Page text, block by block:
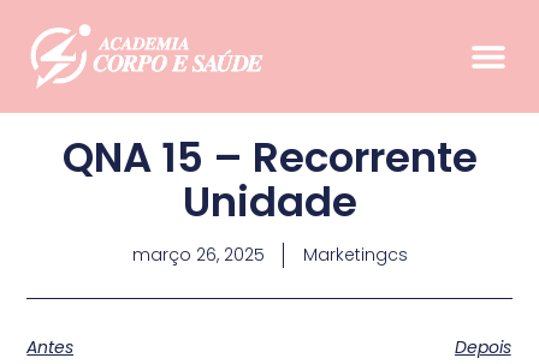
QNA 15 – Recorrente
Unidade
março 26, 2025 Marketingcs
Antes
Depois